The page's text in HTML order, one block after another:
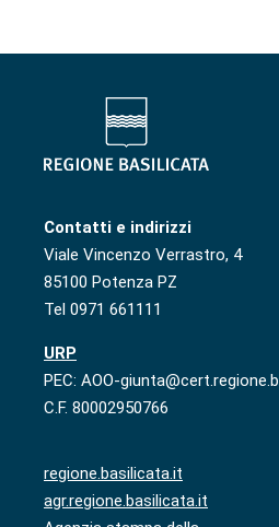
Contatti e indirizzi
Viale Vincenzo Verrastro, 4
85100 Potenza PZ
Tel 0971 661111
URP
PEC: AOO-
C.F. 80002950766
regione.basilicata.it
agr.regione.basilicata.it